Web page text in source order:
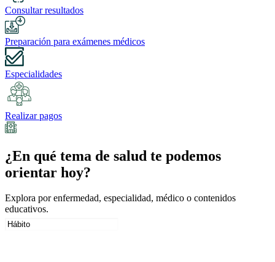
Consultar resultados
Preparación para exámenes médicos
Especialidades
Realizar pagos
¿En qué tema de salud te podemos
orientar hoy?
Explora por enfermedad, especialidad, médico o contenidos
educativos.